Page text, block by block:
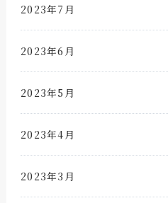
2023年7月
2023年6月
2023年5月
2023年4月
2023年3月